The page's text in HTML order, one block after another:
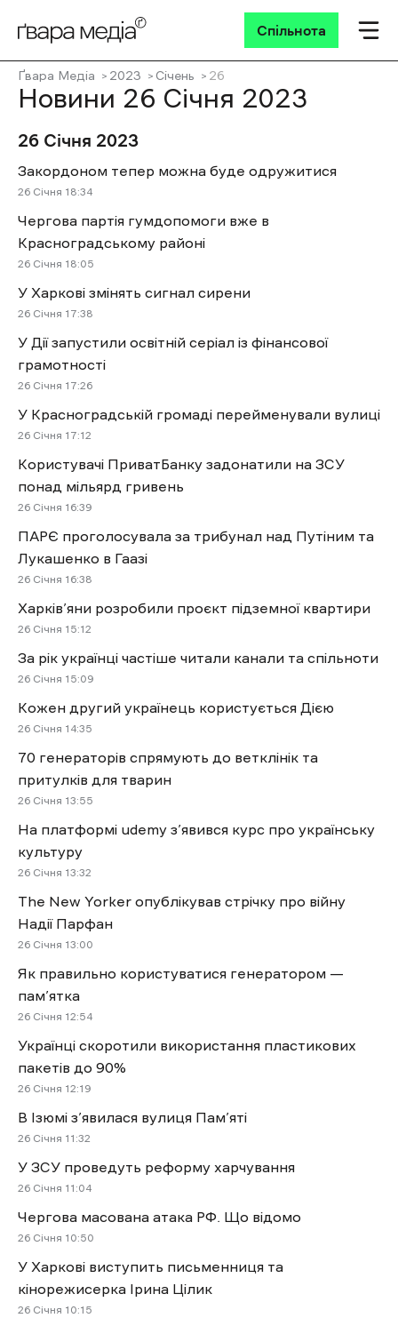
Спільнота
Ґвара Медіа 2023 Січень 26
Новини 26 Січня 2023
26 Січня 2023
Закордоном тепер можна буде одружитися
26 Січня 18:34
Чергова партія гумдопомоги вже в
Красноградському районі
26 Січня 18:05
У Харкові змінять сигнал сирени
26 Січня 17:38
У Дії запустили освітній серіал із фінансової
грамотності
26 Січня 17:26
У Красноградській громаді перейменували вулиці
26 Січня 17:12
Користувачі ПриватБанку задонатили на ЗСУ
понад мільярд гривень
26 Січня 16:39
ПАРЄ проголосувала за трибунал над Путіним та
Лукашенко в Гаазі
26 Січня 16:38
Харків’яни розробили проєкт підземної квартири
26 Січня 15:12
За рік українці частіше читали канали та спільноти
26 Січня 15:09
Кожен другий українець користується Дією
26 Січня 14:35
70 генераторів спрямують до ветклінік та
притулків для тварин
26 Січня 13:55
На платформі udemy з’явився курс про українську
культуру
26 Січня 13:32
The New Yorker опублікував стрічку про війну
Надії Парфан
26 Січня 13:00
Як правильно користуватися генератором —
пам’ятка
26 Січня 12:54
Українці скоротили використання пластикових
пакетів до 90%
26 Січня 12:19
В Ізюмі з’явилася вулиця Пам’яті
26 Січня 11:32
У ЗСУ проведуть реформу харчування
26 Січня 11:04
Чергова масована атака РФ. Що відомо
26 Січня 10:50
У Харкові виступить письменниця та
кінорежисерка Ірина Цілик
26 Січня 10:15